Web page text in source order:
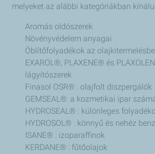
melyeket az alábbi kategóriákban
Aromás oldószerek
Növényvédelem anyagai
Öblítőfolyadékok az
EXAROL®, PLAXENE® és
lágyítószerek
Finasol OSR® : olajfolt diszpergálók
GEMSEAL®: a kozmetikai ipar
HYDROSEAL® : különleges
HYDROSOL® : könnyű és nehéz
ISANE® : izoparaffinok
KERDANE® : fűtőolajok